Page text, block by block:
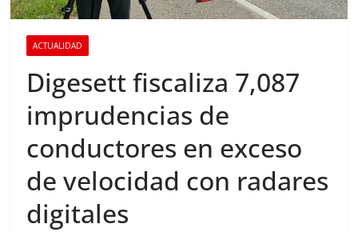
ACTUALIDAD
Digesett fiscaliza 7,087
imprudencias de
conductores en exceso
de velocidad con radares
digitales